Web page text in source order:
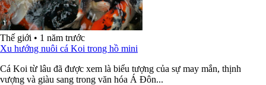
Thế giới • 1 năm trước
Xu hướng nuôi cá Koi trong hồ mini
Cá Koi từ lâu đã được xem là biểu tượng của sự may mắn, thịnh
vượng và giàu sang trong văn hóa Á Đôn...